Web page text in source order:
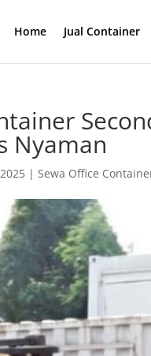
Home Jual Container
Nyaman
|Sewa Office